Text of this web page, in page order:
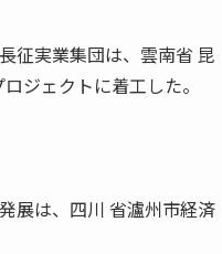
実業集団は、雲南省 昆
ジェクトに着工した。
展は、四川 省瀘州市経済